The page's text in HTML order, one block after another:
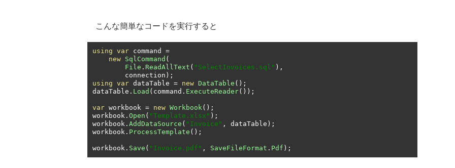
こんな簡単なコードを実行すると
using var command =
new SqlCommand (
File . ReadAllText ( "SelectInvoices.sql" ),
        connection
);
using var dataTable = new DataTable ();
dataTable . Load ( command . ExecuteReader());
var workbook = new Workbook();
workbook . Open ( "Template.xlsx" );
workbook . AddDataSource ( "Invoice" , dataTable );
workbook . ProcessTemplate ();
workbook . Save ( "Invoice.pdf" , SaveFileFormat . Pdf );